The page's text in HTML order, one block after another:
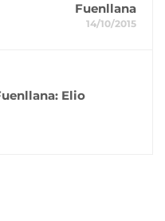
Fuenllana
14/10/2015
Elio